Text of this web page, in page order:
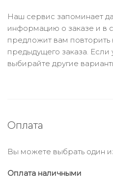
Наш сервис запоминает
информацию о заказе и в
предложит вам повторить
предыдущего заказа.
выбирайте другие
Оплата
Вы можете выбрать один
Оплата наличными